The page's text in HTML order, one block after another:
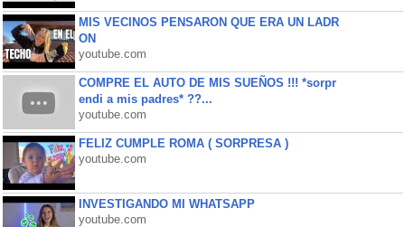
MIS VECINOS PENSARON QUE ERA UN LADR
ON
youtube.com
COMPRE EL AUTO DE MIS SUEÑOS !!! *sorpr
endi a mis padres* ??...
youtube.com
FELIZ CUMPLE ROMA ( SORPRESA )
youtube.com
INVESTIGANDO MI WHATSAPP
youtube.com